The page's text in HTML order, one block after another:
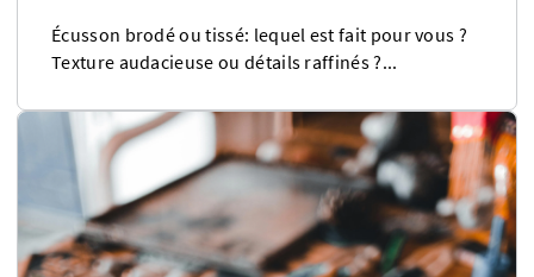
Écusson brodé ou tissé: lequel est fait pour vous ?
Texture audacieuse ou détails raffinés ?...